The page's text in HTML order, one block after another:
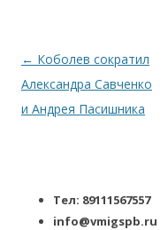
Навигация по записям
← Коболев сократил
Александра Савченко
и Андрея Пасишника
Тел: 89111567557
info@vmigspb.ru